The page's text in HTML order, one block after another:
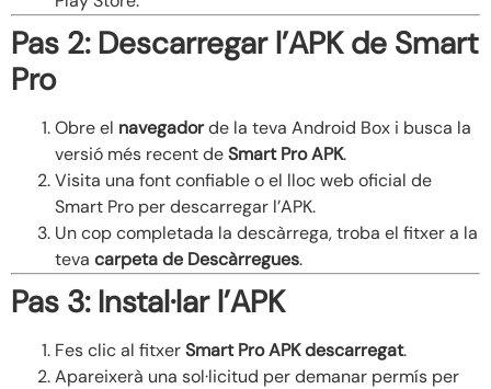
Pas 2: Descarregar l’APK de Smart
Pro
Obre el navegadorde la teva Android Box i busca la
versió més recent deSmart Pro APK.
Visita una font confiable o el lloc web oficial de
Smart Pro per descarregar l’APK.
Un cop completada la descàrrega, troba el fitxer a la
teva carpeta de Descàrregues.
Pas 3: Instal·lar l’APK
Fes clic al fitxerSmart Pro APK descarregat.
Apareixerà una sol·licitud per demanar permís per